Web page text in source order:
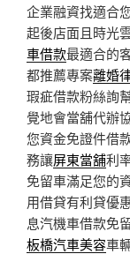
企業融資找適合
起後店面且時光
車借款最適合的
都推薦專案離婚
瑕疵借款粉絲詢
覺地會當舖代辦
您資金免證件借
務讓屏東當舖利
免留車滿足您的
用借貸有利貸優
息汽機車借款免
板橋汽車美容車